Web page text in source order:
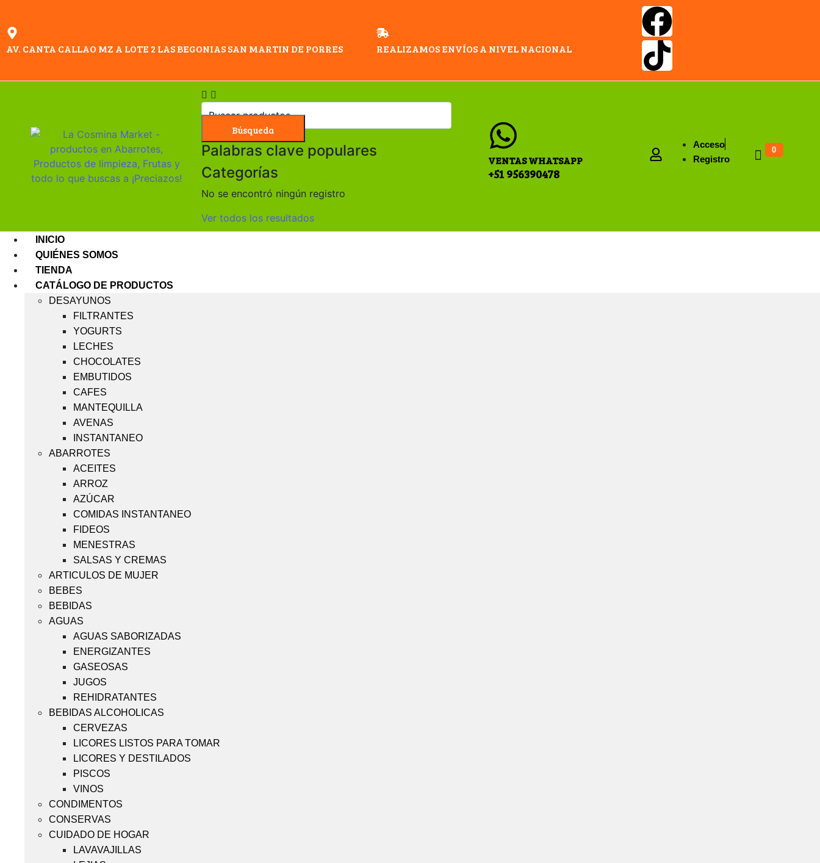
AV. CANTA CALLAO MZ A LOTE 2 LAS BEGONIAS SAN MARTIN DE PORRES REALIZAMOS ENVÍOS A NIVEL NACIONAL
Búsqueda
Palabras clave populares
Categorías
No se encontró ningún registro
Ver todos los resultados
VENTAS WHATSAPP
+51 956390478
Acceso
Registro
0
INICIO
QUIÉNES SOMOS
TIENDA
CATÁLOGO DE PRODUCTOS
DESAYUNOS
FILTRANTES
YOGURTS
LECHES
CHOCOLATES
EMBUTIDOS
CAFES
MANTEQUILLA
AVENAS
INSTANTANEO
ABARROTES
ACEITES
ARROZ
AZÚCAR
COMIDAS INSTANTANEO
FIDEOS
MENESTRAS
SALSAS Y CREMAS
ARTICULOS DE MUJER
BEBES
BEBIDAS
AGUAS
AGUAS SABORIZADAS
ENERGIZANTES
GASEOSAS
JUGOS
REHIDRATANTES
BEBIDAS ALCOHOLICAS
CERVEZAS
LICORES LISTOS PARA TOMAR
LICORES Y DESTILADOS
PISCOS
VINOS
CONDIMENTOS
CONSERVAS
CUIDADO DE HOGAR
LAVAVAJILLAS